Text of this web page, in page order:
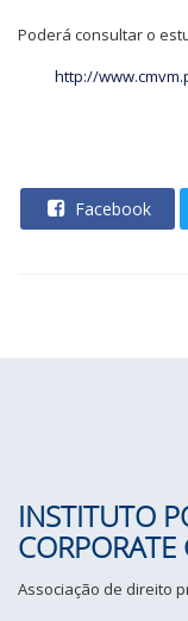
Poderá consultar o
http://
Facebook
INSTITUTO
Associação de direito